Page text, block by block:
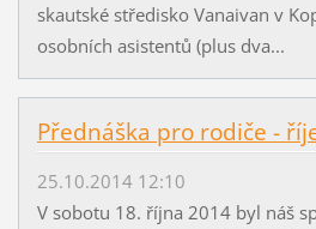
skautské středisko Vanaivan v
osobních asistentů (plus dva...
Přednáška pro rodiče -
25.10.2014 12:10
V sobotu 18. října 2014 byl náš